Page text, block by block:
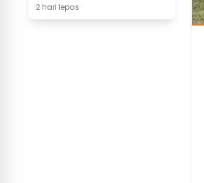
2 hari lepas